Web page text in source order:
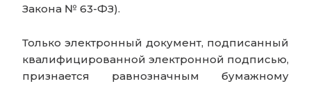
Закона № 63-ФЗ).
Только электронный документ, подписанный
квалифицированной электронной подписью,
признается равнозначным бумажному